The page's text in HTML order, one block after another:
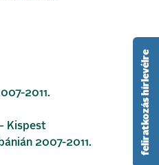
2011.
Kispest
2007-2011.
feliratkozás hírlevélre